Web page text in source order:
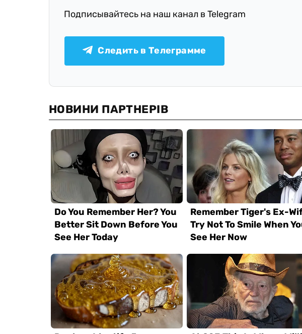
Подписывайтесь на наш канал в Telegram
Следить в Телеграмме